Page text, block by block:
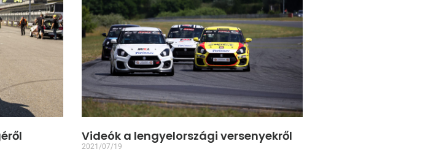
Videók a lengyelországi versenyekről
2021/07/19